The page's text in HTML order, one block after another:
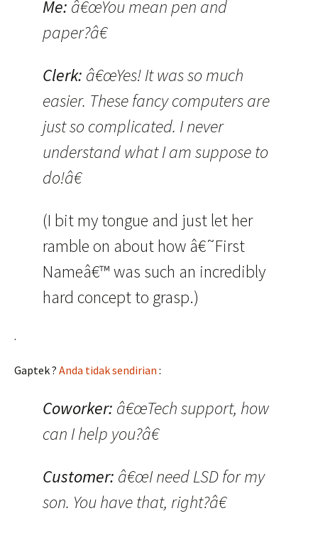
Me: â€œYou mean pen and
paper?â€
Clerk: â€œYes! It was so much
easier. These fancy computers are
just so complicated. I never
understand what I am suppose to
do!â€
(I bit my tongue and just let her
ramble on about how â€˜First
Nameâ€™ was such an incredibly
hard concept to grasp.)
.
Gaptek ? Anda tidak sendirian :
Coworker: â€œTech support, how
can I help you?â€
Customer: â€œI need LSD for my
son. You have that, right?â€